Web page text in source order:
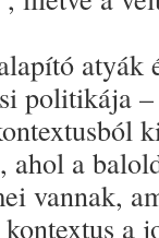
atyák
politikája
ahol a
vannak,
a